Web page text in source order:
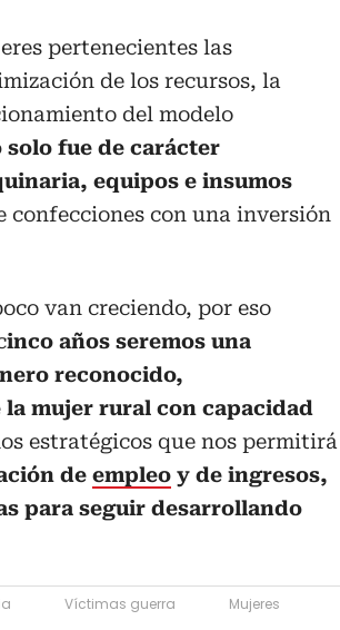
pertenecientes las
de los recursos, la
del modelo
fue de carácter
equipos e insumos
confecciones con una inversión
van creciendo, por eso
inco años seremos una
reconocido,
mujer rural con capacidad
estratégicos que nos permitirá
de empleo y de ingresos,
para seguir desarrollando
Víctimas guerra
Mujeres